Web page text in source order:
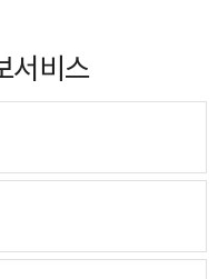
서비스